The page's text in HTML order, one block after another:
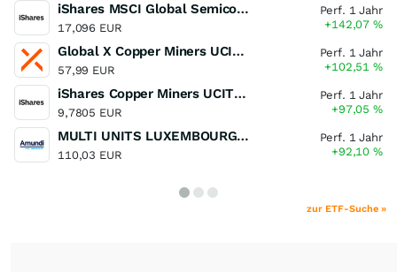
iShares MSCI Global Semiconductors UCITS ETF USD (Acc)
17,096 EUR
Perf. 1 Jahr
+142,07%
Global X Copper Miners UCITS ETF USD Acc
57,99 EUR
Perf. 1 Jahr
+102,51%
iShares Copper Miners UCITS ETF
9,7805 EUR
Perf. 1 Jahr
+97,05%
MULTI UNITS LUXEMBOURG - Lyxor MSCI Semiconductors ESG Filtered
110,03 EUR
Perf. 1 Jahr
+92,10%
zur ETF-Suche »